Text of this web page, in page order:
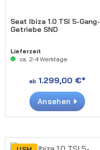
Seat Ibiza 1.0 TSI 5-Gang-
Getriebe SND
Lieferzeit
ca. 2-4 Werktage
ab 1.299,00 €*
Ansehen